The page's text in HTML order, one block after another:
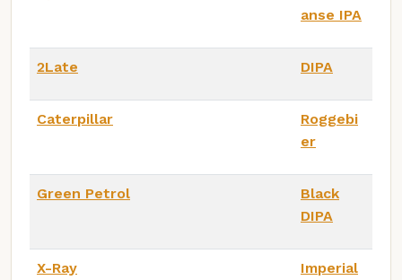
anse IPA
2Late DIPA
Caterpillar
Roggebi
er
Green Petrol
Black
DIPA
X-Ray
Imperial